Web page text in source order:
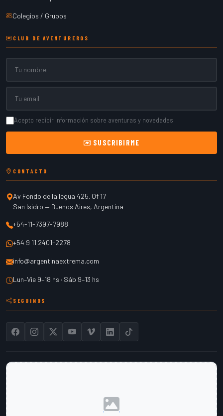
Colegios / Grupos
CLUB DE AVENTUREROS
Acepto recibir información sobre aventuras y novedades
SUSCRIBIRME
CONTACTO
Av Fondo de la legua 425. Of 17
San Isidro — Buenos Aires, Argentina
+54-11-7397-7988
+54 9 11 2401-2278
info@argentinaextrema.com
Lun–Vie 9–18 hs · Sáb 9–13 hs
SEGUINOS